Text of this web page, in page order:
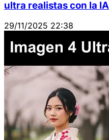
ultra realistas con la
29/11/2025 22:38